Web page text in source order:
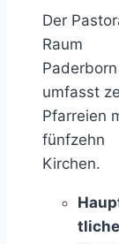
Der
Raum
Paderborn
umfasst
Pfarreien
fünfzehn
Kirchen.